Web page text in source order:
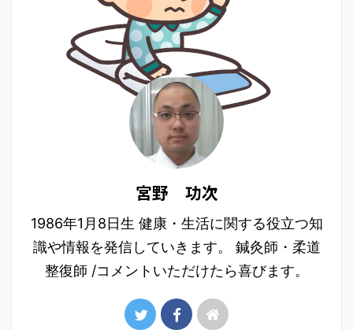
宮野 功次
1986年1月8日生 健康・生活に関する役立つ知
識や情報を発信していきます。 鍼灸師・柔道
整復師 /コメントいただけたら喜びます。